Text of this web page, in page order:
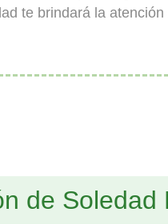
te brindará la atención
de